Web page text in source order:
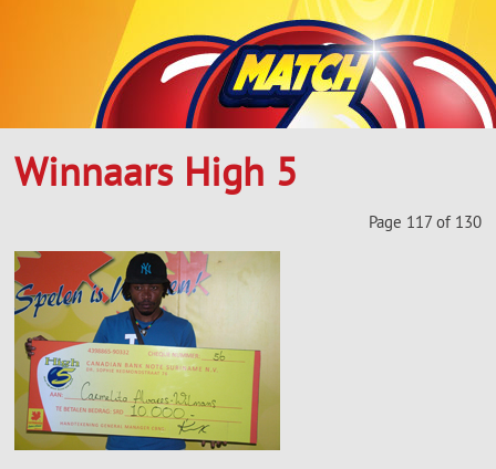
Winnaars High 5
Page 117 of 130